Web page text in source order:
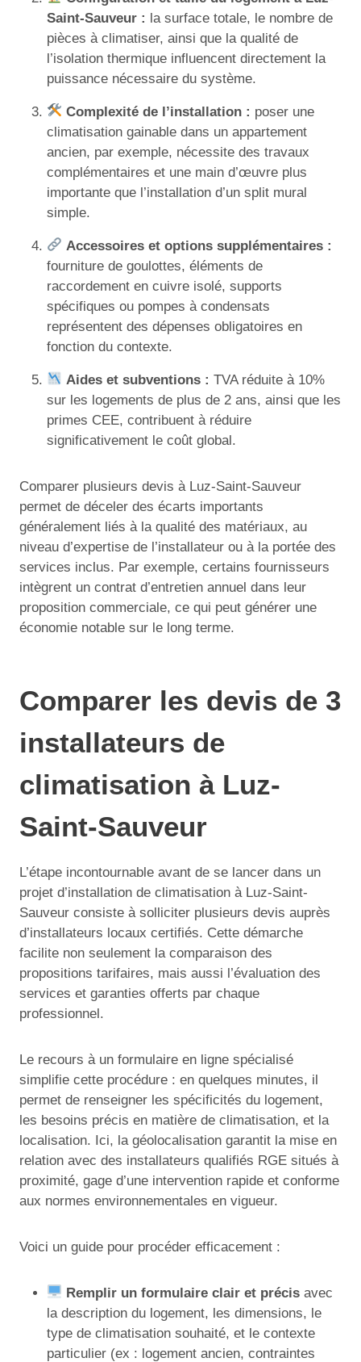
Saint-Sauveur : la surface totale, le nombre de
pièces à climatiser, ainsi que la qualité de
l’isolation thermique influencent directement la
puissance nécessaire du système.
Complexité de l’installation : poser une
climatisation gainable dans un appartement
ancien, par exemple, nécessite des travaux
complémentaires et une main d’œuvre plus
importante que l’installation d’un split mural
simple.
Accessoires et options supplémentaires :
fourniture de goulottes, éléments de
raccordement en cuivre isolé, supports
spécifiques ou pompes à condensats
représentent des dépenses obligatoires en
fonction du contexte.
Aides et subventions : TVA réduite à 10%
sur les logements de plus de 2 ans, ainsi que les
primes CEE, contribuent à réduire
significativement le coût global.
Comparer plusieurs devis à Luz-Saint-Sauveur
permet de déceler des écarts importants
généralement liés à la qualité des matériaux, au
niveau d’expertise de l’installateur ou à la portée des
services inclus. Par exemple, certains fournisseurs
intègrent un contrat d’entretien annuel dans leur
proposition commerciale, ce qui peut générer une
économie notable sur le long terme.
Comparer les devis de 3
installateurs de
climatisation à Luz-
Saint-Sauveur
L’étape incontournable avant de se lancer dans un
projet d’installation de climatisation à Luz-Saint-
Sauveur consiste à solliciter plusieurs devis auprès
d’installateurs locaux certifiés. Cette démarche
facilite non seulement la comparaison des
propositions tarifaires, mais aussi l’évaluation des
services et garanties offerts par chaque
professionnel.
Le recours à un formulaire en ligne spécialisé
simplifie cette procédure : en quelques minutes, il
permet de renseigner les spécificités du logement,
les besoins précis en matière de climatisation, et la
localisation. Ici, la géolocalisation garantit la mise en
relation avec des installateurs qualifiés RGE situés à
proximité, gage d’une intervention rapide et conforme
aux normes environnementales en vigueur.
Voici un guide pour procéder efficacement :
Remplir un formulaire clair et précis avec
la description du logement, les dimensions, le
type de climatisation souhaité, et le contexte
particulier (ex : logement ancien, contraintes